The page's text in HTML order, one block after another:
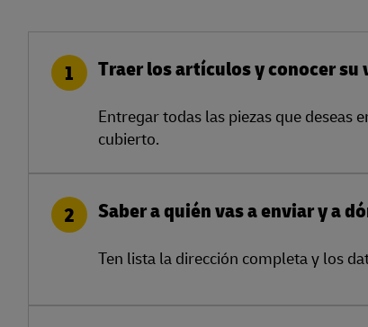
1 Traer los artículos y conocer su
Entregar todas las piezas que deseas
cubierto.
2 Saber a quién vas a enviar y a
Ten lista la dirección completa y los